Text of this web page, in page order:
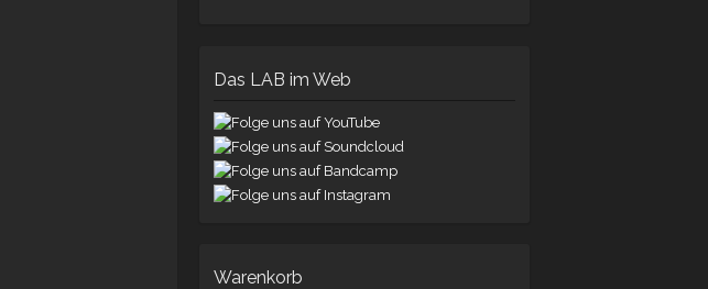
Das LAB im Web
Warenkorb